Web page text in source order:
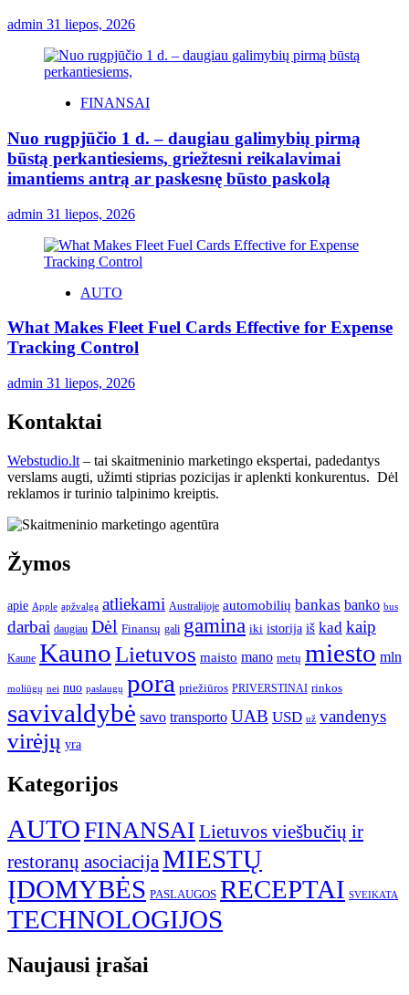
admin 31 liepos, 2026
FINANSAI
Nuo rugpjūčio 1 d. – daugiau galimybių pirmą
būstą perkantiesiems, griežtesni reikalavimai
imantiems antrą ar paskesnę būsto paskolą
admin 31 liepos, 2026
AUTO
What Makes Fleet Fuel Cards Effective for Expense
Tracking Control
admin 31 liepos, 2026
Kontaktai
Webstudio.lt – tai skaitmeninio marketingo ekspertai, padedantys
verslams augti, užimti stiprias pozicijas ir aplenkti konkurentus. Dėl
reklamos ir turinio talpinimo kreiptis.
Žymos
apie Apple apžvalga atliekami Australijoje automobilių bankas banko bus
darbai daugiau Dėl Finansų gali gamina iki istorija iš kad kaip
Kaune KaunoLietuvos maisto mano metų miesto mln
moliūgų nei nuo paslaugų pora priežiūros PRIVERSTINAI rinkos
savivaldybė savo transporto UAB USD už vandenys
virėjų yra
Kategorijos
AUTOFINANSAI Lietuvos viešbučių ir
restoranų asociacijaMIESTŲ
ĮDOMYBĖS PASLAUGOS RECEPTAI SVEIKATA
TECHNOLOGIJOS
Naujausi įrašai